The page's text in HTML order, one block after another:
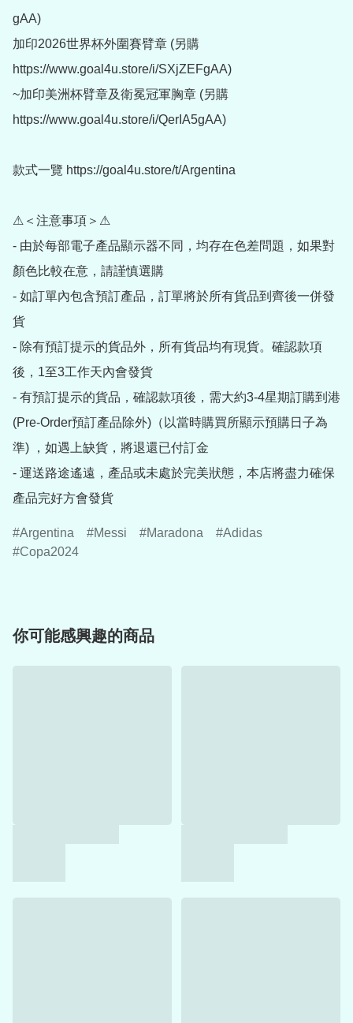
gAA)
加印2026世界杯外圍賽臂章 (另購
https://www.goal4u.store/i/SXjZEFgAA)
~加印美洲杯臂章及衛冕冠軍胸章 (另購
https://www.goal4u.store/i/QerIA5gAA)
款式一覽 https://goal4u.store/t/Argentina
⚠＜注意事項＞⚠
- 由於每部電子產品顯示器不同，均存在色差問題，如果對
顏色比較在意，請謹慎選購
- 如訂單內包含預訂產品，訂單將於所有貨品到齊後一併發
貨
- 除有預訂提示的貨品外，所有貨品均有現貨。確認款項
後，1至3工作天內會發貨
- 有預訂提示的貨品，確認款項後，需大約3-4星期訂購到港
(Pre-Order預訂產品除外)（以當時購買所顯示預購日子為
準) ，如遇上缺貨，將退還已付訂金
- 運送路途遙遠，產品或未處於完美狀態，本店將盡力確保
產品完好方會發貨
Argentina Messi Maradona
Adidas
Copa2024
你可能感興趣的商品